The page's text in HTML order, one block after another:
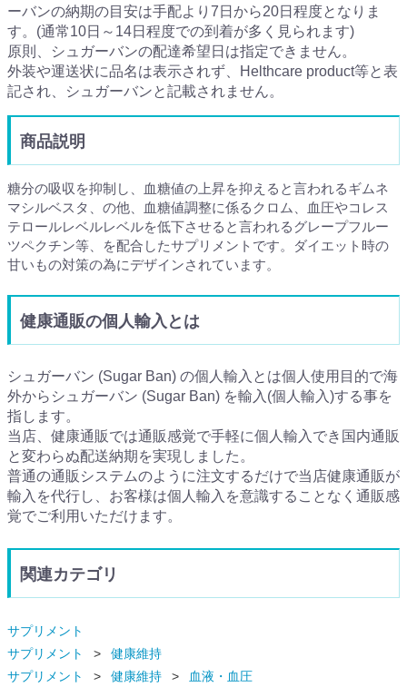
ーバンの納期の目安は手配より7日から20日程度となりま
す。(通常10日～14日程度での到着が多く見られます)
原則、シュガーバンの配達希望日は指定できません。
外装や運送状に品名は表示されず、Helthcare product等と表
記され、シュガーバンと記載されません。
商品説明
糖分の吸収を抑制し、血糖値の上昇を抑えると言われるギムネ
マシルベスタ、の他、血糖値調整に係るクロム、血圧やコレス
テロールレベルレベルを低下させると言われるグレープフルー
ツペクチン等、を配合したサプリメントです。ダイエット時の
甘いもの対策の為にデザインされています。
健康通販の個人輸入とは
シュガーバン (Sugar Ban) の個人輸入とは個人使用目的で海
外からシュガーバン (Sugar Ban) を輸入(個人輸入)する事を
指します。
当店、健康通販では通販感覚で手軽に個人輸入でき国内通販
と変わらぬ配送納期を実現しました。
普通の通販システムのように注文するだけで当店健康通販が
輸入を代行し、お客様は個人輸入を意識することなく通販感
覚でご利用いただけます。
関連カテゴリ
サプリメント
サプリメント
健康維持
サプリメント
健康維持 血液・血圧